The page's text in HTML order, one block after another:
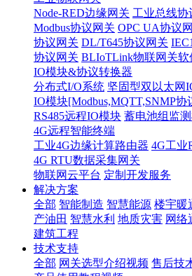
Node-RED边缘网关 工业总线协
Modbus协议网关 OPC UA协议
协议网关 DL/T645协议网关
协议网关 BLIoTLink物联网关软
IO模块&协议转换器
分布式I/O系统 坚固型双以太网
IO模块[Modbus,MQTT,SNMP协
RS485远程IO模块 蓄电池组监
4G远程智能终端
工业4G边缘计算路由器 4G工业
4G RTU数据采集网关
物联网云平台 定制开发服务
解决方案
全部 智能制造 智慧能源 楼宇暖
产油田 智慧水利 地质灾害 网络
建筑工程
技术支持
全部 网关选型介绍视频 售后技